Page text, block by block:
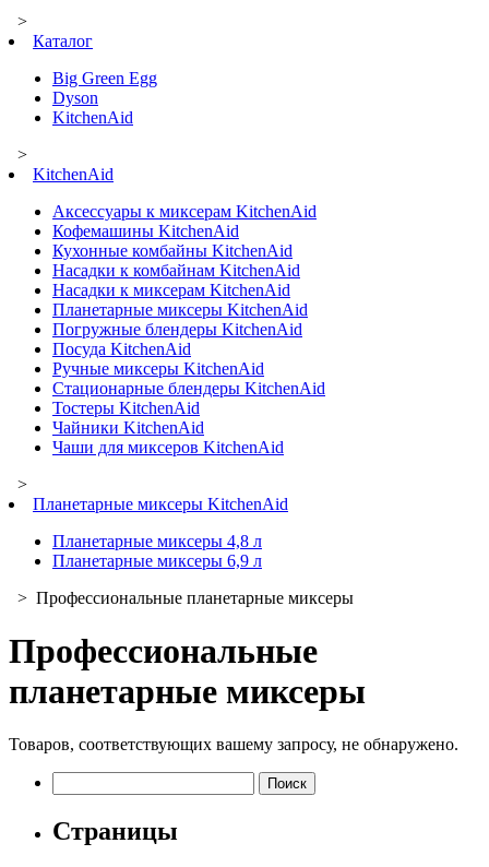
>
Каталог
Big Green Egg
Dyson
KitchenAid
>
KitchenAid
Аксессуары к миксерам KitchenAid
Кофемашины KitchenAid
Кухонные комбайны KitchenAid
Насадки к комбайнам KitchenAid
Насадки к миксерам KitchenAid
Планетарные миксеры KitchenAid
Погружные блендеры KitchenAid
Посуда KitchenAid
Ручные миксеры KitchenAid
Стационарные блендеры KitchenAid
Тостеры KitchenAid
Чайники KitchenAid
Чаши для миксеров KitchenAid
>
Планетарные миксеры KitchenAid
Планетарные миксеры 4,8 л
Планетарные миксеры 6,9 л
> Профессиональные планетарные миксеры
Профессиональные
планетарные миксеры
Товаров, соответствующих вашему запросу, не обнаружено.
Страницы